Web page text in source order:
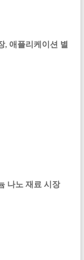
, 애플리케이션 별
나노 재료 시장